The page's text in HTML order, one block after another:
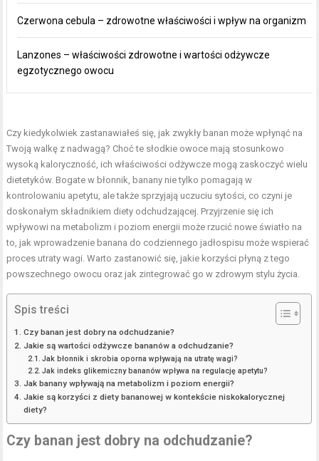
Czerwona cebula – zdrowotne właściwości i wpływ na organizm
Lanzones – właściwości zdrowotne i wartości odżywcze
egzotycznego owocu
Czy kiedykolwiek zastanawiałeś się, jak zwykły banan może wpłynąć na
Twoją walkę z nadwagą? Choć te słodkie owoce mają stosunkowo
wysoką kaloryczność, ich właściwości odżywcze mogą zaskoczyć wielu
dietetyków. Bogate w błonnik, banany nie tylko pomagają w
kontrolowaniu apetytu, ale także sprzyjają uczuciu sytości, co czyni je
doskonałym składnikiem diety odchudzającej. Przyjrzenie się ich
wpływowi na metabolizm i poziom energii może rzucić nowe światło na
to, jak wprowadzenie banana do codziennego jadłospisu może wspierać
proces utraty wagi . Warto zastanowić się, jakie korzyści płyną z tego
powszechnego owocu oraz jak zintegrować go w zdrowym stylu życia.
Spis treści
Czy banan jest dobry na odchudzanie?
Jakie są wartości odżywcze bananów a odchudzanie?
Jak błonnik i skrobia oporna wpływają na utratę wagi?
Jak indeks glikemiczny bananów wpływa na regulację apetytu?
Jak banany wpływają na metabolizm i poziom energii?
Jakie są korzyści z diety bananowej w kontekście niskokalorycznej
diety?
Czy banan jest dobry na odchudzanie?